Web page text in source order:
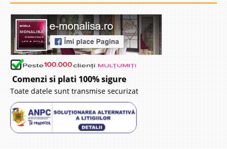
Comenzi si plati 100% sigure
Toate datele sunt transmise securizat